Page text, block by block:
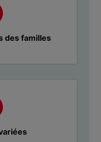
des familles